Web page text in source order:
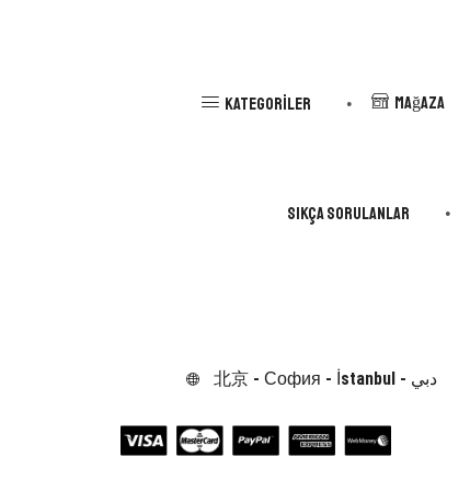
Kategoriler Mağaza
Sıkça Sorulanlar
北京 - София - İstanbul - دبي